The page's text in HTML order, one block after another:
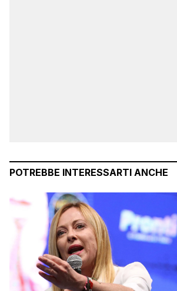
POTREBBE INTERESSARTI ANCHE